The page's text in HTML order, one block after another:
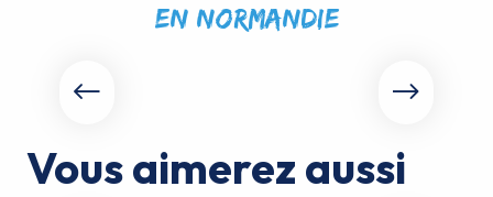
en Normandie
Vous aimerez aussi